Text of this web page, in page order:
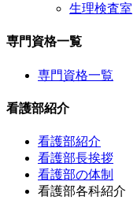
生理検査室
専門資格一覧
専門資格一覧
看護部紹介
看護部紹介
看護部長挨拶
看護部の体制
看護部各科紹介